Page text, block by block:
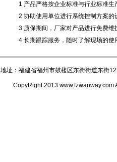
1 产品严格按企业标准与行业标准
2 协助使用单位进行系统控制方案的
3 质保期间，厂家对产品进行免费
4 长期跟踪服务，随时了解现场的
地址：福建省福州市鼓楼区东街街道东街
CopyRight 2013 www.fzwanway.com